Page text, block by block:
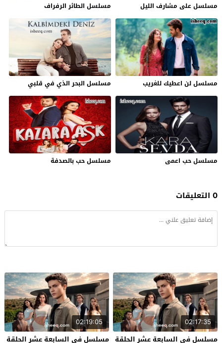
مسلسل على مشارف الليل مسلسل الطائر الرفراف
مسلسل لن اعطيك للغريب مسلسل البحر الذي في قلبي
مسلسل حب اعمى مسلسل حب بالصدفة
0 التعليقات
02:17:35
مسلسل في السابعة عشر الحلقة
02:19:05
مسلسل في السابعة عشر الحلقة